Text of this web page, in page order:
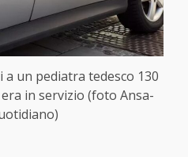
un pediatra tedesco 130
in servizio (foto Ansa-